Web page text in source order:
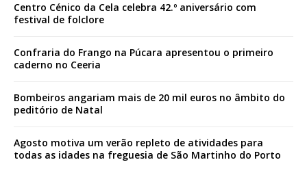
Centro Cénico da Cela celebra 42.º aniversário com
festival de folclore
Confraria do Frango na Púcara apresentou o primeiro
caderno no Ceeria
Bombeiros angariam mais de 20 mil euros no âmbito do
peditório de Natal
Agosto motiva um verão repleto de atividades para
todas as idades na freguesia de São Martinho do Porto